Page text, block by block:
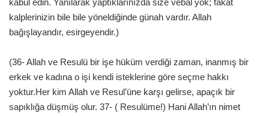
kabul edin. Yanılarak yaptıklarınızda size vebal yok; fakat
kalplerinizin bile bile yöneldiğinde günah vardır. Allah
bağışlayandır, esirgeyendir.)
(36- Allah ve Resulü bir işe hüküm verdiği zaman, inanmış bir
erkek ve kadına o işi kendi isteklerine göre seçme hakkı
yoktur.Her kim Allah ve Resul’üne karşı gelirse, apaçık bir
sapıklığa düşmüş olur. 37- ( Resulüme!) Hani Allah’ın nimet